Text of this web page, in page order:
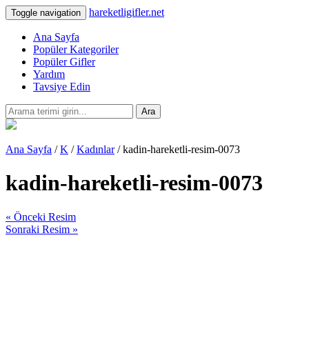
Toggle navigation hareketligifler.net
Ana Sayfa
Popüler Kategoriler
Popüler Gifler
Yardım
Tavsiye Edin
Ara
Ana Sayfa /K /Kadınlar/ kadin-hareketli-resim-0073
kadin-hareketli-resim-0073
« Önceki Resim
Sonraki Resim »